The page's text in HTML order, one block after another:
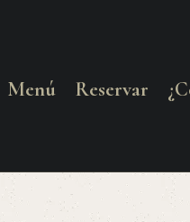
Menú Reservar